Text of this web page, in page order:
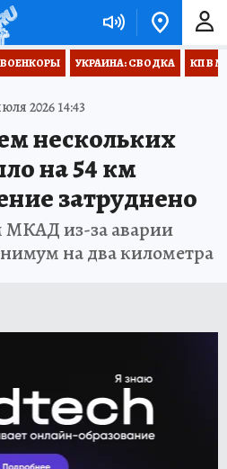
ВОЕНКОРЫ УКРАИНА: СВОДКА КП В
2026 14:43
нескольких
на 54 км
затруднено
из-за аварии
на два километра